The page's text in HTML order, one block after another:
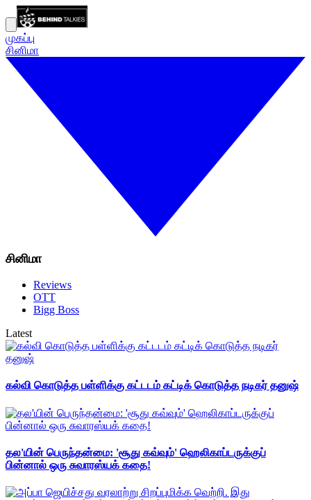
முகப்பு
சினிமா
சினிமா
Reviews
OTT
Bigg Boss
Latest
கல்வி கொடுத்த பள்ளிக்கு கட்டடம் கட்டிக் கொடுத்த நடிகர் தனுஷ்
தல'யின் பெருந்தன்மை: 'சூது கவ்வும்' ஹெலிகாப்டருக்குப்
பின்னால் ஒரு சுவாரஸ்யக் கதை!